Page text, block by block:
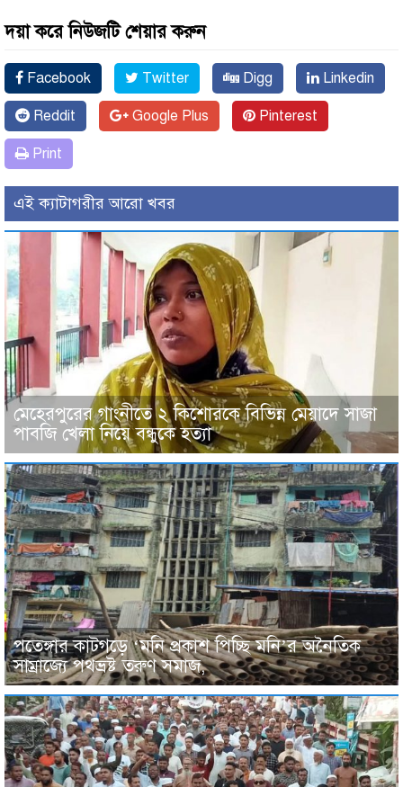
দয়া করে নিউজটি শেয়ার করুন
Facebook Twitter Digg Linkedin
Reddit Google Plus Pinterest
Print
এই ক্যাটাগরীর আরো খবর
মেহেরপুরের গাংনীতে ২ কিশোরকে বিভিন্ন মেয়াদে সাজা
পাবজি খেলা নিয়ে বন্ধুকে হত্যা
পতেঙ্গার কাটগড়ে ‘মনি প্রকাশ পিচ্ছি মনি’র অনৈতিক
সাম্রাজ্যে পথভ্রষ্ট তরুণ সমাজ,